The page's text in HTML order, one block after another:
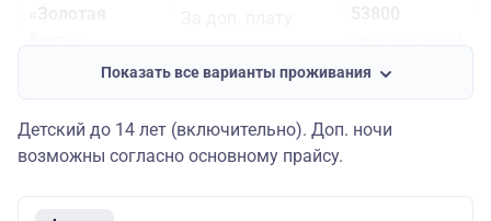
(2,1 км до
стандарт
трехместное
Показать все варианты проживания
Детский до 14 лет (включительно). Доп. ночи
возможны согласно основному прайсу.